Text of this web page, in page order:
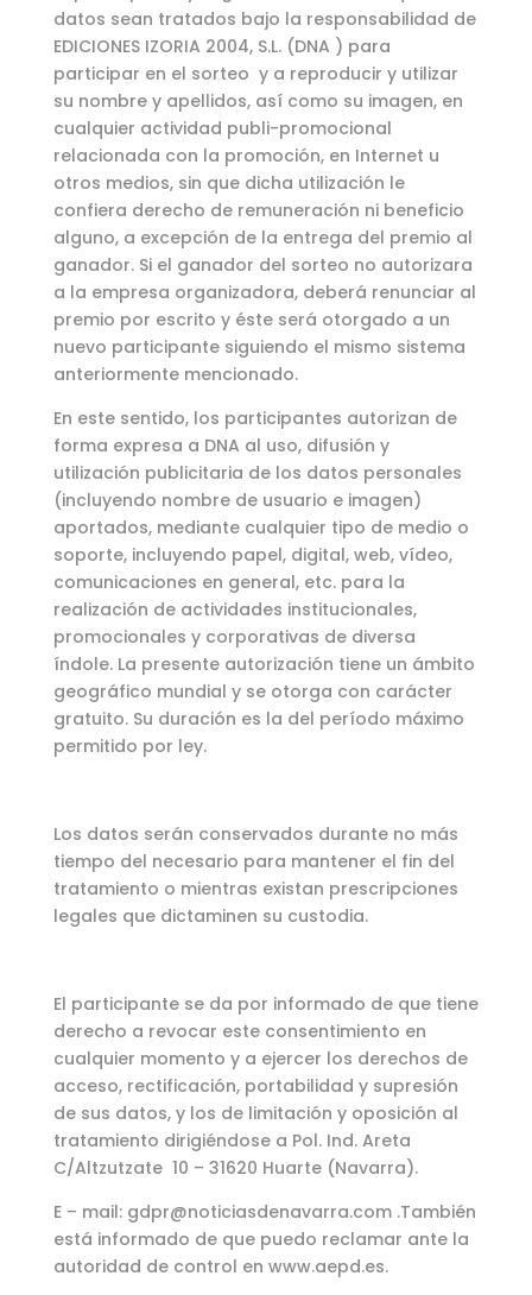
datos sean tratados bajo la responsabilidad de
EDICIONES IZORIA 2004, S.L. (DNA ) para
participar en el sorteo y a reproducir y utilizar
su nombre y apellidos, así como su imagen, en
cualquier actividad publi-promocional
relacionada con la promoción, en Internet u
otros medios, sin que dicha utilización le
confiera derecho de remuneración ni beneficio
alguno, a excepción de la entrega del premio al
ganador. Si el ganador del sorteo no autorizara
a la empresa organizadora, deberá renunciar al
premio por escrito y éste será otorgado a un
nuevo participante siguiendo el mismo sistema
anteriormente mencionado.
En este sentido, los participantes autorizan de
forma expresa a DNA al uso, difusión y
utilización publicitaria de los datos personales
(incluyendo nombre de usuario e imagen)
aportados, mediante cualquier tipo de medio o
soporte, incluyendo papel, digital, web, vídeo,
comunicaciones en general, etc. para la
realización de actividades institucionales,
promocionales y corporativas de diversa
índole. La presente autorización tiene un ámbito
geográfico mundial y se otorga con carácter
gratuito. Su duración es la del período máximo
permitido por ley.
Los datos serán conservados durante no más
tiempo del necesario para mantener el fin del
tratamiento o mientras existan prescripciones
legales que dictaminen su custodia.
El participante se da por informado de que tiene
derecho a revocar este consentimiento en
cualquier momento y a ejercer los derechos de
acceso, rectificación, portabilidad y supresión
de sus datos, y los de limitación y oposición al
tratamiento dirigiéndose a Pol. Ind. Areta
C/Altzutzate 10 – 31620 Huarte (Navarra).
E – mail: gdpr@noticiasdenavarra.com .También
está informado de que puedo reclamar ante la
autoridad de control en www.aepd.es.